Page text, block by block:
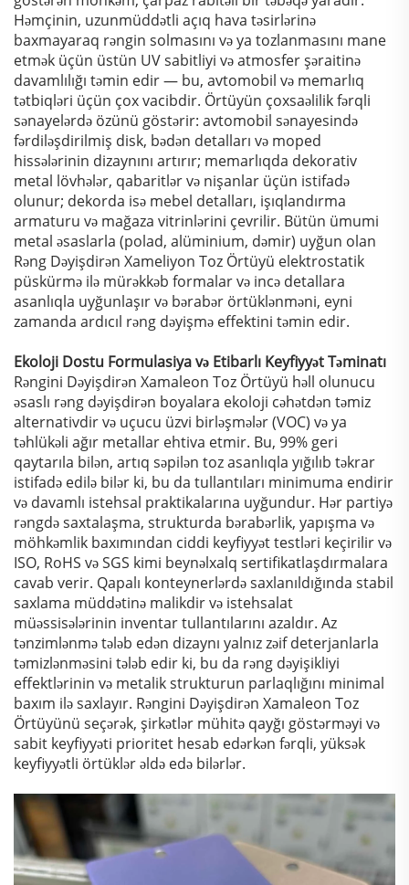
Həmçinin, uzunmüddətli açıq hava təsirlərinə
baxmayaraq rəngin solmasını və ya tozlanmasını mane
etmək üçün üstün UV sabitliyi və atmosfer şəraitinə
davamlılığı təmin edir — bu, avtomobil və memarlıq
tətbiqləri üçün çox vacibdir. Örtüyün çoxsaəlilik fərqli
sənayelərdə özünü göstərir: avtomobil sənayesində
fərdiləşdirilmiş disk, bədən detalları və moped
hissələrinin dizaynını artırır; memarlıqda dekorativ
metal lövhələr, qabaritlər və nişanlar üçün istifadə
olunur; dekorda isə mebel detalları, işıqlandırma
armaturu və mağaza vitrinlərini çevrilir. Bütün ümumi
metal əsaslarla (polad, alüminium, dəmir) uyğun olan
Rəng Dəyişdirən Xameliyon Toz Örtüyü elektrostatik
püskürmə ilə mürəkkəb formalar və incə detallara
asanlıqla uyğunlaşır və bərabər örtüklənməni, eyni
zamanda ardıcıl rəng dəyişmə effektini təmin edir.
Ekoloji Dostu Formulasiya və Etibarlı Keyfiyyət Təminatı
Rəngini Dəyişdirən Xamaleon Toz Örtüyü həll olunucu
əsaslı rəng dəyişdirən boyalara ekoloji cəhətdən təmiz
alternativdir və uçucu üzvi birləşmələr (VOC) və ya
təhlükəli ağır metallar ehtiva etmir. Bu, 99% geri
qaytarıla bilən, artıq səpilən toz asanlıqla yığılıb təkrar
istifadə edilə bilər ki, bu da tullantıları minimuma endirir
və davamlı istehsal praktikalarına uyğundur. Hər partiyə
rəngdə saxtalaşma, strukturda bərabərlik, yapışma və
möhkəmlik baxımından ciddi keyfiyyət testləri keçirilir və
ISO, RoHS və SGS kimi beynəlxalq sertifikatlaşdırmalara
cavab verir. Qapalı konteynerlərdə saxlanıldığında stabil
saxlama müddətinə malikdir və istehsalat
müəssisələrinin inventar tullantılarını azaldır. Az
tənzimlənmə tələb edən dizaynı yalnız zəif deterjanlarla
təmizlənməsini tələb edir ki, bu da rəng dəyişikliyi
effektlərinin və metalik strukturun parlaqlığını minimal
baxım ilə saxlayır. Rəngini Dəyişdirən Xamaleon Toz
Örtüyünü seçərək, şirkətlər mühitə qayğı göstərməyi və
sabit keyfiyyəti prioritet hesab edərkən fərqli, yüksək
keyfiyyətli örtüklər əldə edə bilərlər.